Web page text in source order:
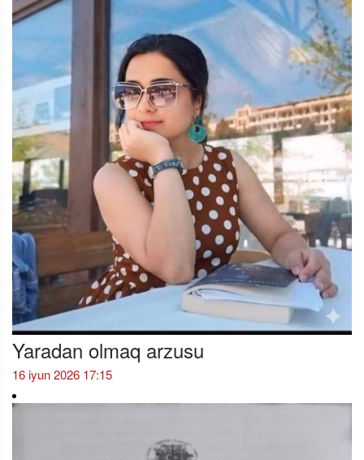
Yaradan olmaq arzusu
16 iyun 2026 17:15